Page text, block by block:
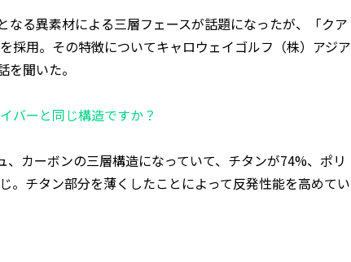
る異素材による三層フェースが話題になったが、「クア
採用。その特徴についてキャロウェイゴルフ（株）アジア
聞いた。
バーと同じ構造ですか？
、カーボンの三層構造になっていて、チタンが74%、ポリ
。チタン部分を薄くしたことによって反発性能を高めてい